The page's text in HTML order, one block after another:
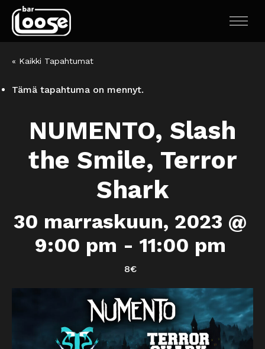
« Kaikki Tapahtumat
Tämä tapahtuma on mennyt.
NUMENTO, Slash
the Smile, Terror
Shark
30 marraskuun, 2023 @
9:00 pm - 11:00 pm
8€